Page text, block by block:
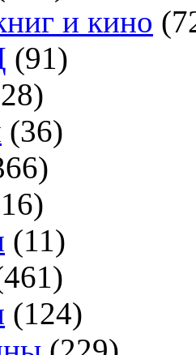
и кино
(91)
(36)
(11)
(124)